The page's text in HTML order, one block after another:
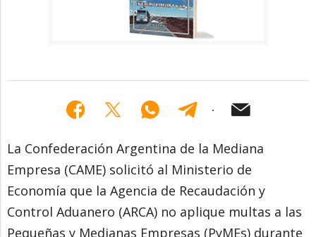
La Confederación Argentina de la Mediana
Empresa (CAME) solicitó al Ministerio de
Economía que la Agencia de Recaudación y
Control Aduanero (ARCA) no aplique multas a las
Pequeñas y Medianas Empresas (PyMEs) durante